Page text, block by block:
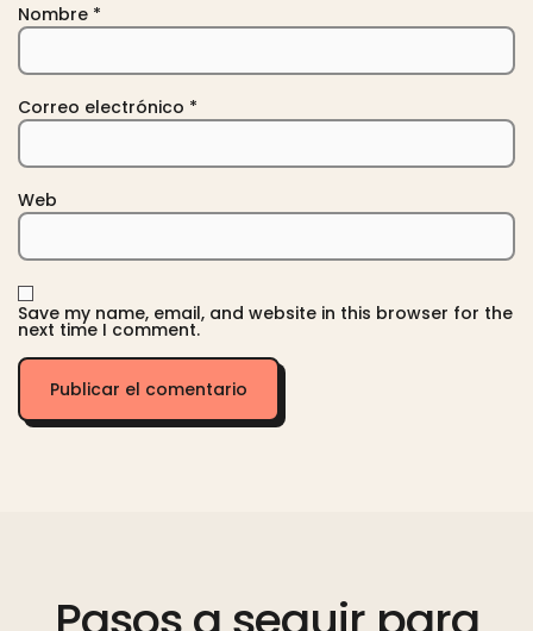
Nombre *
Correo electrónico *
Web
Save my name, email, and website in this browser for the
next time I comment.